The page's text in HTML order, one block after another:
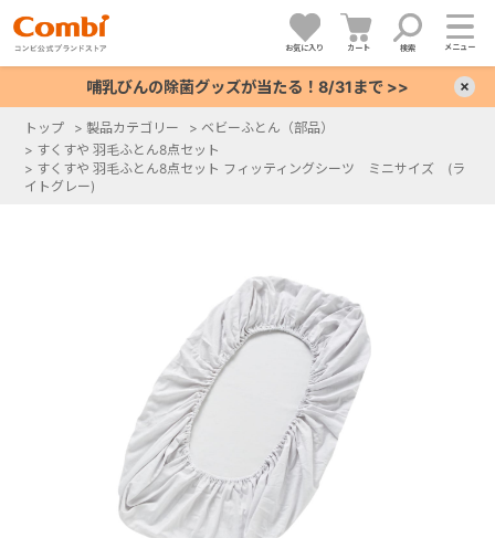
お気に入り カート 検索 メニュー
哺乳びんの除菌グッズが当たる！8/31まで >>
トップ > 製品カテゴリー > ベビーふとん（部品）
> すくすや 羽毛ふとん8点セット
> すくすや 羽毛ふとん8点セット フィッティングシーツ ミニサイズ (ラ
イトグレー)